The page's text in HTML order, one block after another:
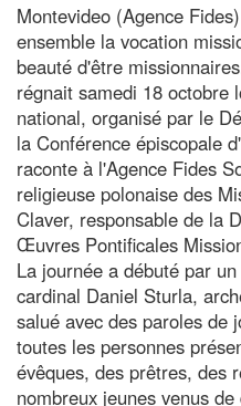
Montevideo (Agence
ensemble la vocation
beauté d'être
régnait samedi 18 octobre
national, organisé par le
la Conférence épiscopale
raconte à l'Agence Fides
religieuse polonaise des
Claver, responsable de la
Œuvres Pontificales
La journée a débuté par
cardinal Daniel Sturla,
salué avec des paroles de
toutes les personnes
évêques, des prêtres, des
nombreux jeunes venus